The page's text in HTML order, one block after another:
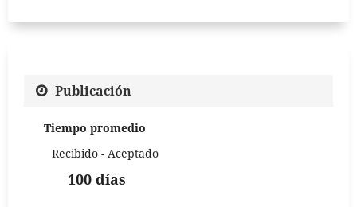
Publicación
Tiempo promedio
Recibido - Aceptado
100 días